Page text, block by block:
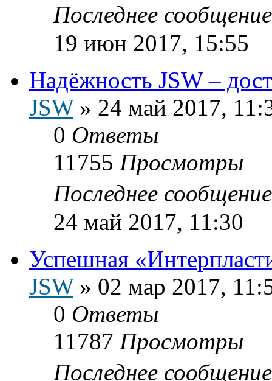
Последнее
19 июн 2017, 15:55
Надёжность JSW –
JSW» 24 май 2017,
0 Ответы
11755 Просмотры
Последнее
24 май 2017, 11:30
Успешная
JSW» 02 мар 2017,
0 Ответы
11787 Просмотры
Последнее